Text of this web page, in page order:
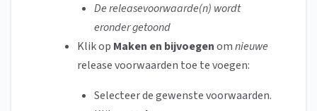
De releasevoorwaarde(n) wordt
eronder getoond
Klik op Maken en bijvoegenomnieuwe
release voorwaarden toe te voegen:
Selecteer de gewenste voorwaarden.